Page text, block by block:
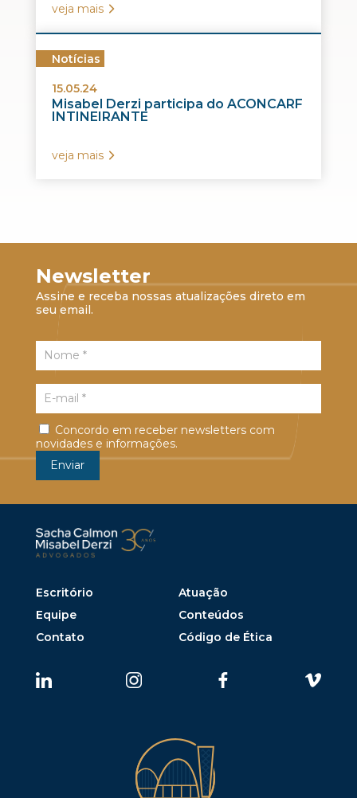
veja mais
Notícias
15.05.24
Misabel Derzi participa do ACONCARF
INTINEIRANTE
veja mais
Newsletter
Assine e receba nossas atualizações direto em
seu email.
Concordo em receber newsletters com
novidades e informações.
Escritório
Atuação
Equipe
Conteúdos
Contato
Código de Ética